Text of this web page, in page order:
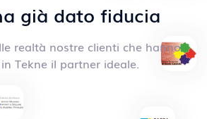
già dato fiducia
realtà nostre clienti che hanno
Tekne il partner ideale.